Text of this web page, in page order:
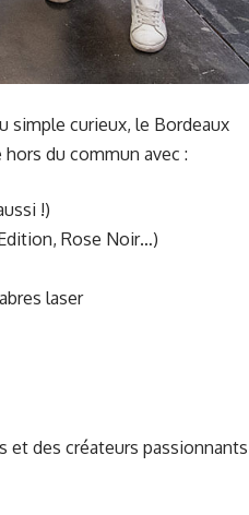
simple curieux, le Bordeaux
du commun avec :
!)
Rose Noir…)
laser
et des créateurs passionnants